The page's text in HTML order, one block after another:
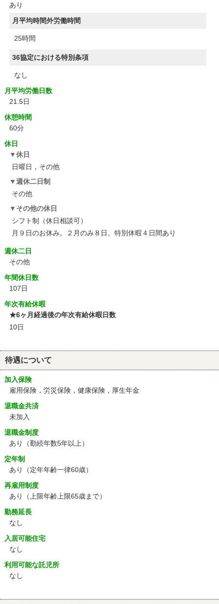
あり
月平均時間外労働時間
25時間
36協定における特別条項
なし
月平均労働日数
21.5日
休憩時間
60分
休日
休日
日曜日，その他
週休二日制
その他
その他の休日
シフト制（休日相談可）
月９日のお休み。２月のみ８日。特別休暇４日間あり
週休二日
その他
年間休日数
107日
年次有給休暇
★6ヶ月経過後の年次有給休暇日数
10日
待遇について
加入保険
雇用保険，労災保険，健康保険，厚生年金
退職金共済
未加入
退職金制度
あり（勤続年数5年以上）
定年制
あり
（定年年齢一律60歳）
再雇用制度
あり
（上限年齢上限65歳まで）
勤務延長
なし
入居可能住宅
なし
利用可能な託児所
なし